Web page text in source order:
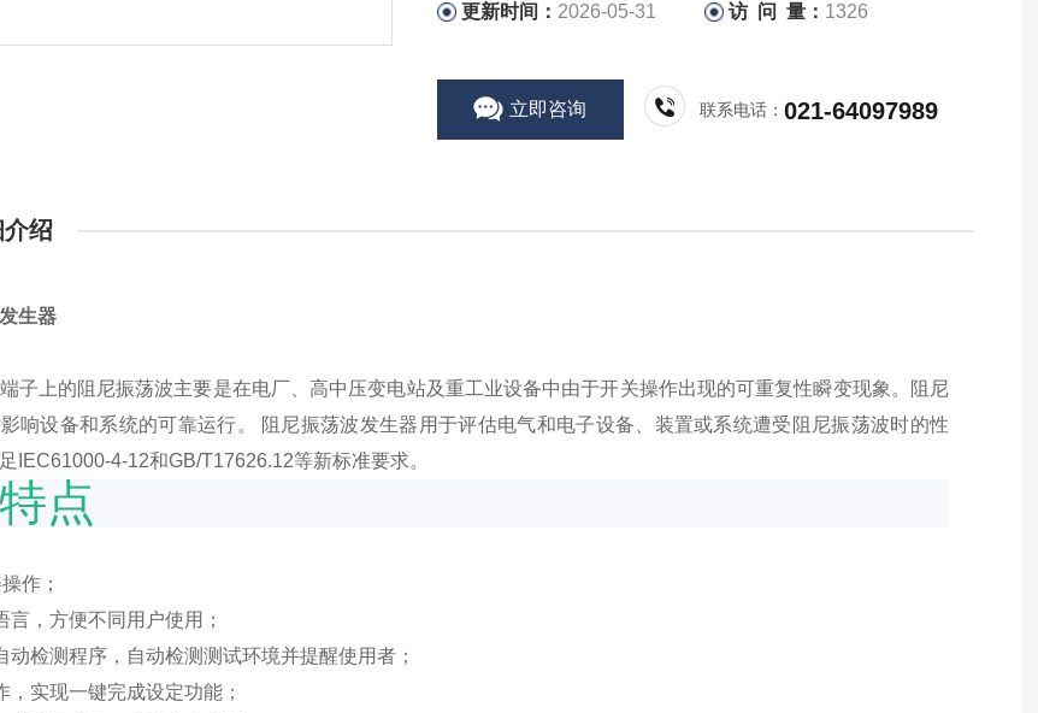
更新时间： 2026-05-31 访 问 量： 1326
立即咨询 联系电话：021-64097989
绍
生器
子上的阻尼振荡波主要是在电厂、高中压变电站及重工业设备中由于开关操作出现的可重复性瞬变现象。阻尼
响设备和系统的可靠运行。 阻尼振荡波发生器用于评估电气和电子设备、装置或系统遭受阻尼振荡波时的性
IEC61000-4-12和GB/T17626.12等新标准要求。
点
作；
言，方便不同用户使用；
动检测程序，自动检测测试环境并提醒使用者；
，实现一键完成设定功能；